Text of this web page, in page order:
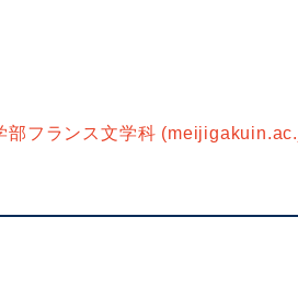
部フランス文学科